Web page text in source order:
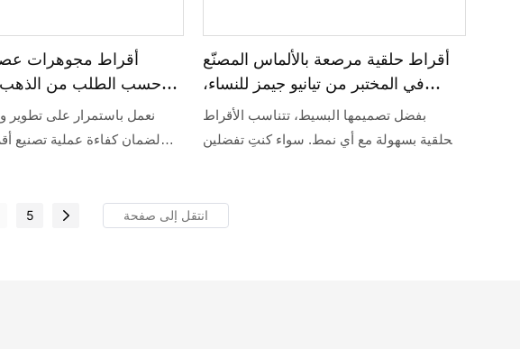
أقراط مجوهرات
حسب الطلب من الذهب
14 أو 18
مويسانيت عيار 2 قيراط.
نعمل باستمرار على تطوير
لضمان كفاءة عملية تصنيع
أقراط حلقية مرصعة بالألماس المصنّع
في المختبر من تيانيو جيمز للنساء،
مصنوعة من الذهب عيار 14 قيراطًا
بفضل تصميمها البسيط، تتناسب الأقراط
الحلقية بسهولة مع أي نمط. سواء كنتِ تفضلين
5